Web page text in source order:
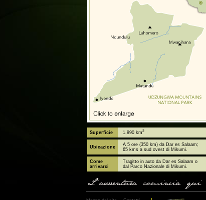
Superficie 1,990 km2
Ubicazione
A 5 ore (350 km) da Dar es Salaam;
65 kms a sud ovest di Mikumi.
Come
arrivarci
Tragitto in auto da Dar es Salaam o
dal Parco Nazionale di Mikumi.
L'avventura comincia qui